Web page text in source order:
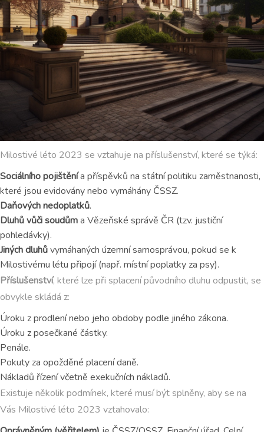
Milostivé léto 2023 se vztahuje na příslušenství, které se týká:
Sociálního pojištěnía příspěvků na státní politiku zaměstnanosti,
které jsou evidovány nebo vymáhány ČSSZ.
Daňových nedoplatků.
Dluhů vůči soudůma Vězeňské správě ČR (tzv. justiční
pohledávky).
Jiných dluhůvymáhaných územní samosprávou, pokud se k
Milostivému létu připojí (např. místní poplatky za psy).
Příslušenství, které lze při splacení původního dluhu odpustit, se
obvykle skládá z:
Úroku z prodlení nebo jeho obdoby podle jiného zákona.
Úroku z posečkané částky.
Penále.
Pokuty za opožděné placení daně.
Nákladů řízení včetně exekučních nákladů.
Existuje několik podmínek, které musí být splněny, aby se na
Vás Milostivé léto 2023 vztahovalo: